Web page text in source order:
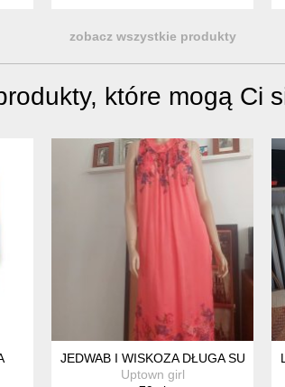
zobacz wszystkie produkty
które mogą Ci
BIUROWAJEDWAB I WISKOZA DŁUGA
Uptown girl